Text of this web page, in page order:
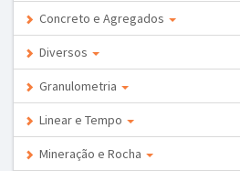
Concreto e Agregados
Diversos
Granulometria
Linear e Tempo
Mineração e Rocha